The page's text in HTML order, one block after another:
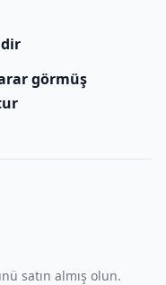
görmüş
satın almış olun.